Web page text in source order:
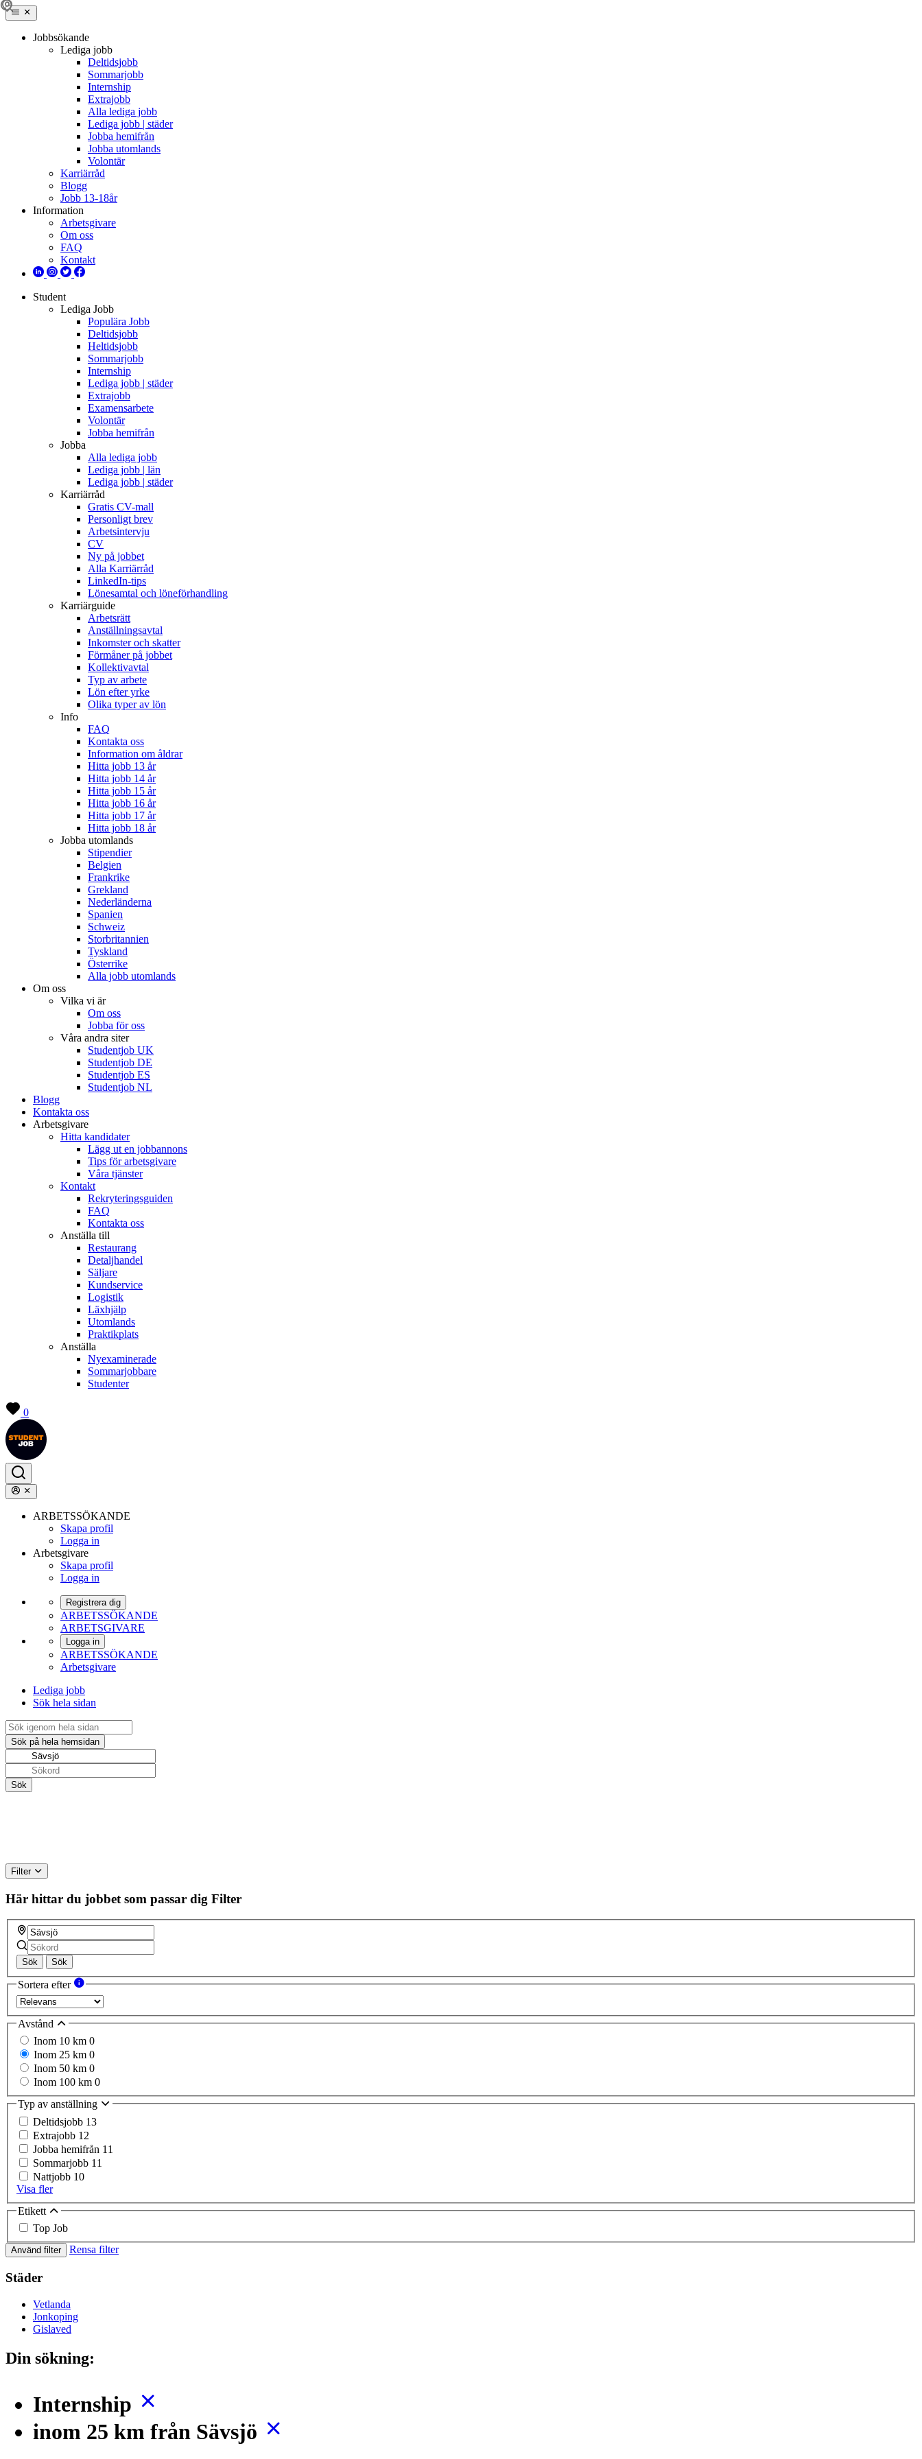
Jobbsökande
Lediga jobb
Deltidsjobb
Sommarjobb
Internship
Extrajobb
Alla lediga jobb
Lediga jobb | städer
Jobba hemifrån
Jobba utomlands
Volontär
Karriärråd
Blogg
Jobb 13-18år
Information
Arbetsgivare
Om oss
FAQ
Kontakt
Student
Lediga Jobb
Populära Jobb
Deltidsjobb
Heltidsjobb
Sommarjobb
Internship
Lediga jobb | städer
Extrajobb
Examensarbete
Volontär
Jobba hemifrån
Jobba
Alla lediga jobb
Lediga jobb | län
Lediga jobb | städer
Karriärråd
Gratis CV-mall
Personligt brev
Arbetsintervju
CV
Ny på jobbet
Alla Karriärråd
LinkedIn-tips
Lönesamtal och löneförhandling
Karriärguide
Arbetsrätt
Anställningsavtal
Inkomster och skatter
Förmåner på jobbet
Kollektivavtal
Typ av arbete
Lön efter yrke
Olika typer av lön
Info
FAQ
Kontakta oss
Information om åldrar
Hitta jobb 13 år
Hitta jobb 14 år
Hitta jobb 15 år
Hitta jobb 16 år
Hitta jobb 17 år
Hitta jobb 18 år
Jobba utomlands
Stipendier
Belgien
Frankrike
Grekland
Nederländerna
Spanien
Schweiz
Storbritannien
Tyskland
Österrike
Alla jobb utomlands
Om oss
Vilka vi är
Om oss
Jobba för oss
Våra andra siter
Studentjob UK
Studentjob DE
Studentjob ES
Studentjob NL
Blogg
Kontakta oss
Arbetsgivare
Hitta kandidater
Lägg ut en jobbannons
Tips för arbetsgivare
Våra tjänster
Kontakt
Rekryteringsguiden
FAQ
Kontakta oss
Anställa till
Restaurang
Detaljhandel
Säljare
Kundservice
Logistik
Läxhjälp
Utomlands
Praktikplats
Anställa
Nyexaminerade
Sommarjobbare
Studenter
0
ARBETSSÖKANDE
Skapa profil
Logga in
Arbetsgivare
Skapa profil
Logga in
Registrera dig
ARBETSSÖKANDE
ARBETSGIVARE
Logga in
ARBETSSÖKANDE
Arbetsgivare
Lediga jobb
Sök hela sidan
Filter
Här hittar du jobbet som passar dig Filter
Sök Sök
Sortera efter
Avstånd
Inom 10 km 0
Inom 25 km 0
Inom 50 km 0
Inom 100 km 0
Typ av anställning
Deltidsjobb 13
Extrajobb 12
Jobba hemifrån 11
Sommarjobb 11
Nattjobb 10
Visa fler
Etikett
Top Job
Använd filter Rensa filter
Städer
Vetlanda
Jonkoping
Gislaved
Din sökning:
Internship
inom 25 km från Sävsjö